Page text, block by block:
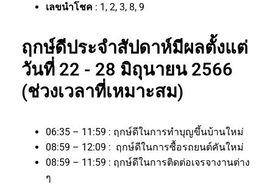
เลขนำโชค : 1, 2, 3, 8, 9
ฤกษ์ดีประจำสัปดาห์มีผลตั้งแต่
วันที่ 22 - 28 มิถุนายน 2566
(ช่วงเวลาที่เหมาะสม)
06:35 – 11:59 : ฤกษ์ดีในการทำบุญขึ้นบ้านใหม่
08:59 – 12:09 : ฤกษ์ดีในการซื้อรถยนต์คันใหม่
08:59 – 11:59 : ฤกษ์ดีในการติดต่อเจรจางานต่าง
ๆ